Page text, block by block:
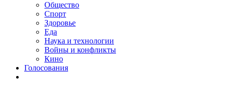
Общество
Спорт
Здоровье
Еда
Наука и технологии
Войны и конфликты
Кино
Голосования